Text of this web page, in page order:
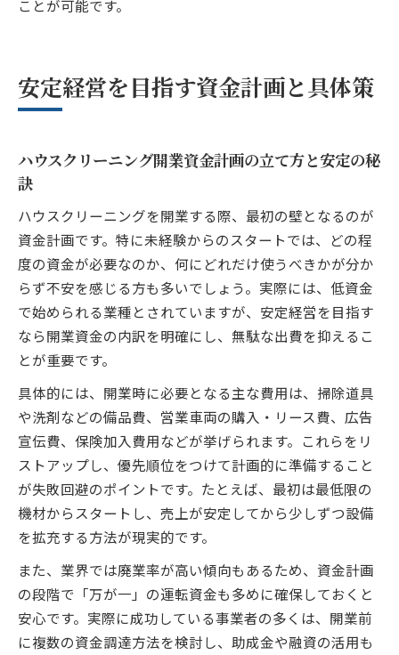
ことが可能です。
安定経営を目指す資金計画と具体策
ハウスクリーニング開業資金計画の立て方と安定の秘
訣
ハウスクリーニングを開業する際、最初の壁となるのが
資金計画です。特に未経験からのスタートでは、どの程
度の資金が必要なのか、何にどれだけ使うべきかが分か
らず不安を感じる方も多いでしょう。実際には、低資金
で始められる業種とされていますが、安定経営を目指す
なら開業資金の内訳を明確にし、無駄な出費を抑えるこ
とが重要です。
具体的には、開業時に必要となる主な費用は、掃除道具
や洗剤などの備品費、営業車両の購入・リース費、広告
宣伝費、保険加入費用などが挙げられます。これらをリ
ストアップし、優先順位をつけて計画的に準備すること
が失敗回避のポイントです。たとえば、最初は最低限の
機材からスタートし、売上が安定してから少しずつ設備
を拡充する方法が現実的です。
また、業界では廃業率が高い傾向もあるため、資金計画
の段階で「万が一」の運転資金も多めに確保しておくと
安心です。実際に成功している事業者の多くは、開業前
に複数の資金調達方法を検討し、助成金や融資の活用も